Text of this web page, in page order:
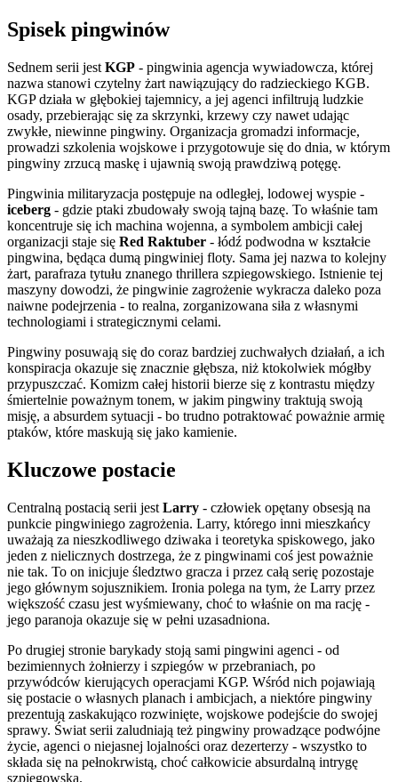
Spisek pingwinów
Sednem serii jest KGP - pingwinia agencja wywiadowcza, której
nazwa stanowi czytelny żart nawiązujący do radzieckiego KGB.
KGP działa w głębokiej tajemnicy, a jej agenci infiltrują ludzkie
osady, przebierając się za skrzynki, krzewy czy nawet udając
zwykłe, niewinne pingwiny. Organizacja gromadzi informacje,
prowadzi szkolenia wojskowe i przygotowuje się do dnia, w którym
pingwiny zrzucą maskę i ujawnią swoją prawdziwą potęgę.
Pingwinia militaryzacja postępuje na odległej, lodowej wyspie -
iceberg - gdzie ptaki zbudowały swoją tajną bazę. To właśnie tam
koncentruje się ich machina wojenna, a symbolem ambicji całej
organizacji staje się Red Raktuber - łódź podwodna w kształcie
pingwina, będąca dumą pingwiniej floty. Sama jej nazwa to kolejny
żart, parafraza tytułu znanego thrillera szpiegowskiego. Istnienie tej
maszyny dowodzi, że pingwinie zagrożenie wykracza daleko poza
naiwne podejrzenia - to realna, zorganizowana siła z własnymi
technologiami i strategicznymi celami.
Pingwiny posuwają się do coraz bardziej zuchwałych działań, a ich
konspiracja okazuje się znacznie głębsza, niż ktokolwiek mógłby
przypuszczać. Komizm całej historii bierze się z kontrastu między
śmiertelnie poważnym tonem, w jakim pingwiny traktują swoją
misję, a absurdem sytuacji - bo trudno potraktować poważnie armię
ptaków, które maskują się jako kamienie.
Kluczowe postacie
Centralną postacią serii jest Larry - człowiek opętany obsesją na
punkcie pingwiniego zagrożenia. Larry, którego inni mieszkańcy
uważają za nieszkodliwego dziwaka i teoretyka spiskowego, jako
jeden z nielicznych dostrzega, że z pingwinami coś jest poważnie
nie tak. To on inicjuje śledztwo gracza i przez całą serię pozostaje
jego głównym sojusznikiem. Ironia polega na tym, że Larry przez
większość czasu jest wyśmiewany, choć to właśnie on ma rację -
jego paranoja okazuje się w pełni uzasadniona.
Po drugiej stronie barykady stoją sami pingwini agenci - od
bezimiennych żołnierzy i szpiegów w przebraniach, po
przywódców kierujących operacjami KGP. Wśród nich pojawiają
się postacie o własnych planach i ambicjach, a niektóre pingwiny
prezentują zaskakująco rozwinięte, wojskowe podejście do swojej
sprawy. Świat serii zaludniają też pingwiny prowadzące podwójne
życie, agenci o niejasnej lojalności oraz dezerterzy - wszystko to
składa się na pełnokrwistą, choć całkowicie absurdalną intrygę
szpiegowską.